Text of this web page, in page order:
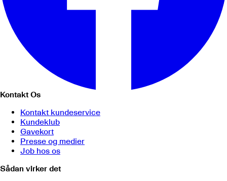
Kontakt Os
Kontakt kundeservice
Kundeklub
Gavekort
Presse og medier
Job hos os
Sådan virker det